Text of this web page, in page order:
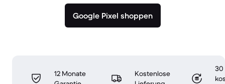
Google Pixel shoppen
12 Monate
Kostenlose
30